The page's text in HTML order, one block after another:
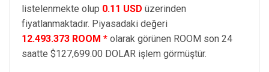
listelenmekte olup 0.11 USD üzerinden
fiyatlanmaktadır. Piyasadaki değeri
12.493.373 ROOM * olarak görünen ROOM son 24
saatte $127,699.00 DOLAR işlem görmüştür.